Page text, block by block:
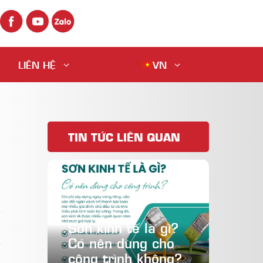
LIÊN HỆ VN
TIN TỨC LIÊN QUAN
Sơn kinh tế là gì?
Có nên dùng cho
công trình không?